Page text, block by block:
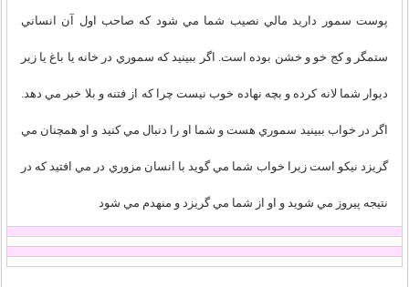
پوست سمور داريد مالي نصيب شما مي شود که صاحب اول آن انساني
ستمگر و کج خو و خشن بوده است. اگر ببينيد که سموري در خانه يا باغ يا زير
ديوار شما لانه کرده و بچه نهاده خوب نيست چرا که از فتنه و بلا خبر مي دهد.
اگر در خواب ببينيد سموري هست و شما او را دنبال مي کنيد و او همچنان مي
گريزد نيکو است زيرا خواب شما مي گويد با انسان مزوري در مي افتيد که در
نتيجه پيروز مي شويد و او از شما مي گريزد و منهدم مي شود